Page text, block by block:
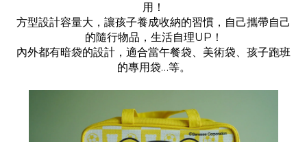
用！
方型設計容量大，讓孩子養成收納的習慣，自己攜帶自己
的隨行物品，生活自理UP！
內外都有暗袋的設計，適合當午餐袋、美術袋、孩子跑班
的專用袋…等。